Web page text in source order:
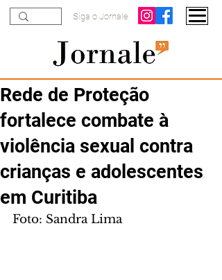
Siga o Jornale
Rede de Proteção
fortalece combate à
violência sexual contra
crianças e adolescentes
em Curitiba
Foto: Sandra Lima